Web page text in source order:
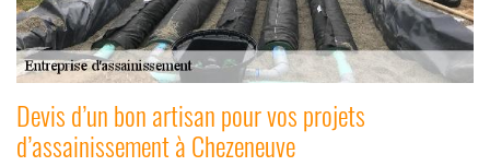
Devis d’un bon artisan pour vos projets
d’assainissement à Chezeneuve